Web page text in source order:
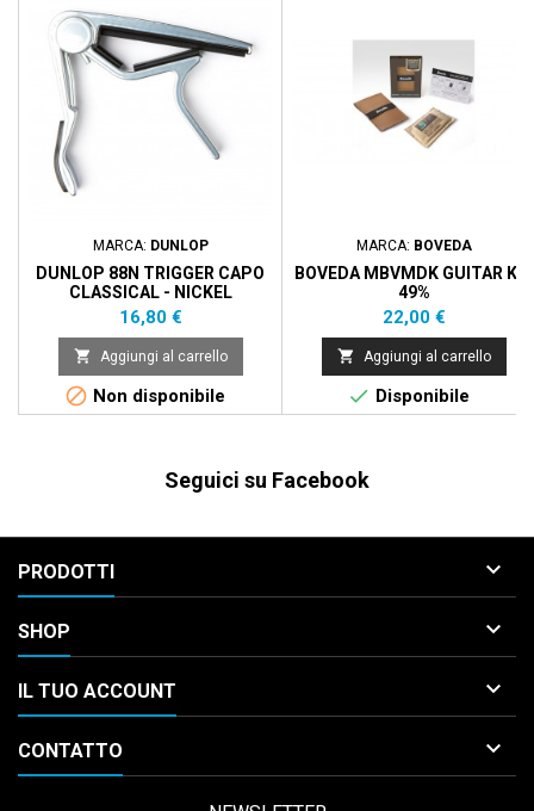
MARCA: DUNLOP
DUNLOP 88N TRIGGER CAPO
CLASSICAL - NICKEL
Prezzo
16,80 €
 Aggiungi al carrello
 Non disponibile
MARCA: BOVEDA
BOVEDA MBVMDK GUITAR KIT
49%
Prezzo
22,00 €
 Aggiungi al carrello
 Disponibile
Seguici su Facebook
PRODOTTI 
SHOP 
IL TUO ACCOUNT 
CONTATTO 